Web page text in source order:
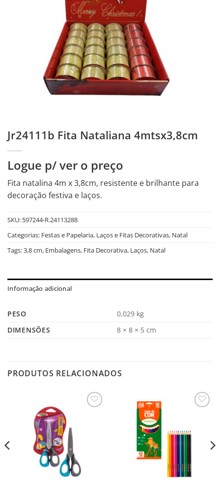
Jr24111b Fita Nataliana 4mtsx3,8cm
Logue p/ ver o preço
Fita natalina 4m x 3,8cm, resistente e brilhante para
decoração festiva e laços.
SKU: 597244-R.24113288
Categorias: Festas e Papelaria, Laços e Fitas Decorativas, Natal
Tags:3,8 cm, Embalagens, Fita Decorativa, Laços, Natal
Informação adicional
PESO
0,029 kg
DIMENSÕES
8 × 8 × 5 cm
PRODUTOS RELACIONADOS